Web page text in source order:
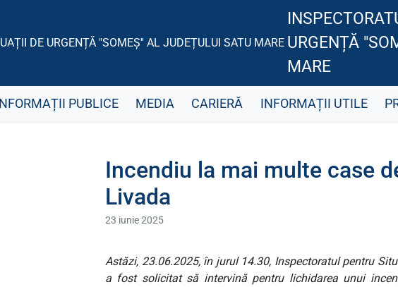
URGENȚĂ
MARE
INFORMAȚII PUBLICE MEDIA CARIERĂ INFORMAȚII UTILE
Incendiu la mai multe case
Livada
23 iunie 2025
Astăzi, 23.06.2025, în jurul 14.30, Inspectoratul pentru
a fost solicitat să intervină pentru lichidarea unui